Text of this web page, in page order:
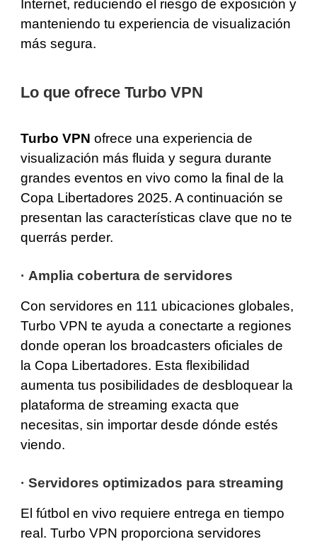
Internet, reduciendo el riesgo de exposición y
manteniendo tu experiencia de visualización
más segura.
Lo que ofrece Turbo VPN
Turbo VPN ofrece una experiencia de
visualización más fluida y segura durante
grandes eventos en vivo como la final de la
Copa Libertadores 2025. A continuación se
presentan las características clave que no te
querrás perder.
· Amplia cobertura de servidores
Con servidores en 111 ubicaciones globales,
Turbo VPN te ayuda a conectarte a regiones
donde operan los broadcasters oficiales de
la Copa Libertadores. Esta flexibilidad
aumenta tus posibilidades de desbloquear la
plataforma de streaming exacta que
necesitas, sin importar desde dónde estés
viendo.
· Servidores optimizados para streaming
El fútbol en vivo requiere entrega en tiempo
real. Turbo VPN proporciona servidores